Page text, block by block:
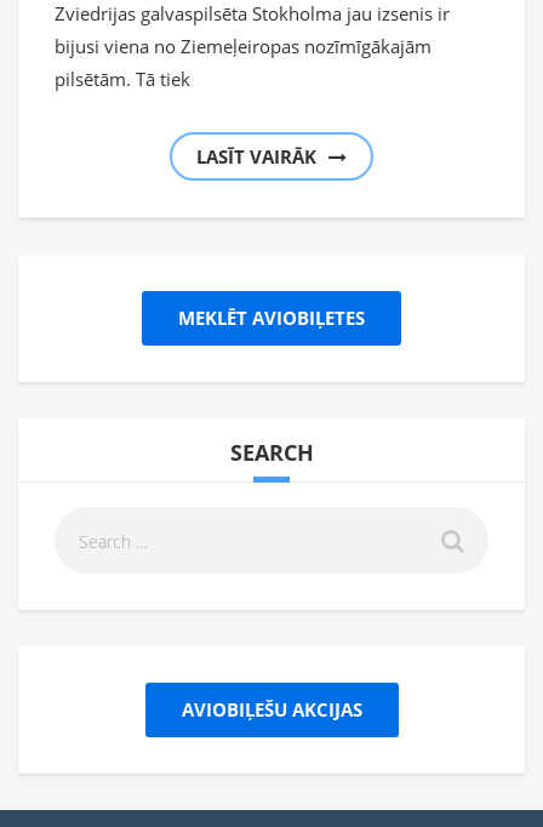
Zviedrijas galvaspilsēta Stokholma jau izsenis ir
bijusi viena no Ziemeļeiropas nozīmīgākajām
pilsētām. Tā tiek
LASĪT VAIRĀK
MEKLĒT AVIOBIĻETES
SEARCH
AVIOBIĻEŠU AKCIJAS